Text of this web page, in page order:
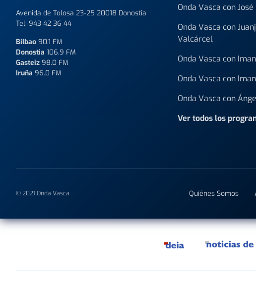
Onda Vasca con
Onda Vasca con
Valcárcel
Onda Vasca con
Onda Vasca con
Onda Vasca con
Ver todos los
Avenida de Tolosa 23-25 20018 Donostia
Tel: 943 42 36 44
Bilbao 90.1 FM
Donostia 106.9 FM
Gasteiz 98.0 FM
Iruña 96.0 FM
Quiénes Somos
© 2021 Onda Vasca